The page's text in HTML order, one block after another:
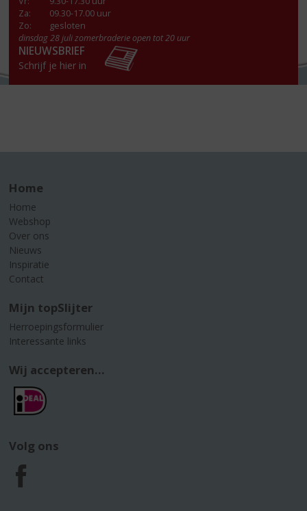
Za:
09.30-17.00 uur
Zo:
gesloten
dinsdag 28 juli zomerbraderie open tot 20 uur
NIEUWSBRIEF
Schrijf je hier in
Home
Home
Webshop
Over ons
Nieuws
Inspiratie
Contact
Mijn topSlijter
Herroepingsformulier
Interessante links
Wij accepteren...
Volg ons
F